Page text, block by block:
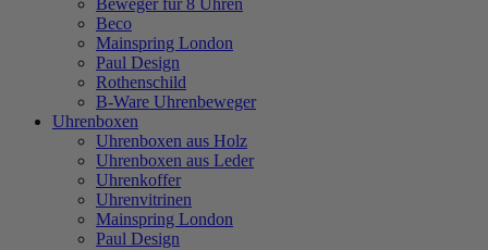
Beweger für 8 Uhren
Beco
Mainspring London
Paul Design
Rothenschild
B-Ware Uhrenbeweger
Uhrenboxen
Uhrenboxen aus Holz
Uhrenboxen aus Leder
Uhrenkoffer
Uhrenvitrinen
Mainspring London
Paul Design